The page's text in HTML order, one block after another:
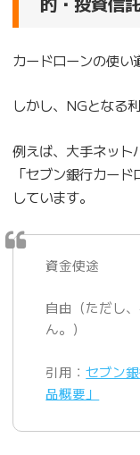
カードローンの使い
しかし、NGとなる
例えば、大手ネット
「セブン銀行カー
しています。
資金使途
自由（ただし
ん。）
引用：セブン
品概要」